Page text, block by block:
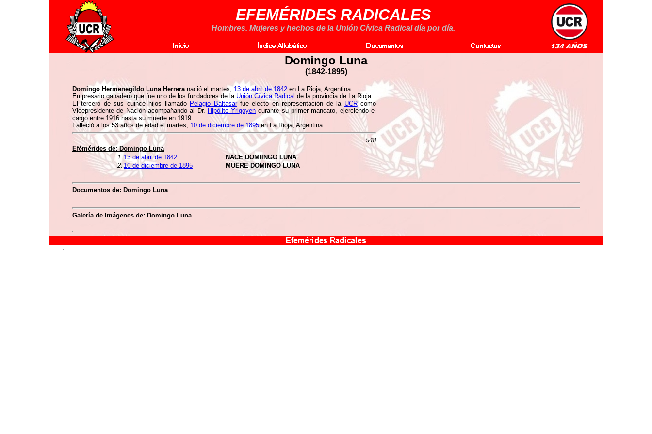
EFEMÉRIDES RADICALES
Hombres, Mujeres y hechos de la Unión Cívica Radical día por día.
Domingo Luna
(1842-1895)
Domingo Hermenegildo Luna Herreranació el martes, 13 de abril de 1842 en La Rioja, Argentina.
Empresario ganadero que fue uno de los fundadores de la Unión Cívica Radical de la provincia de La Rioja.
El tercero de sus quince hijos llamado Pelagio Baltasarfue electo en representación de la UCRcomo
Vicepresidente de Nación acompañando al Dr. Hipólito Yrigoyen durante su primer mandato, ejerciendo el
cargo entre 1916 hasta su muerte en 1919.
Falleció a los 53 años de edad el martes, 10 de diciembre de 1895en La Rioja, Argentina.
548
Efémérides de:Domingo Luna
1. 13 de abril de 1842
NACE DOMIINGO LUNA
2.10 de diciembre de 1895 MUERE DOMINGO LUNA
Documentos de: Domingo Luna
Galería de Imágenes de: Domingo Luna